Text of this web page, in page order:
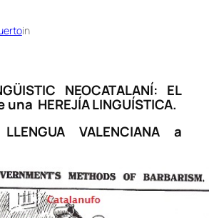
in
NEOCATALANÍ: EL
una HEREJÍA LINGUÍSTICA.
VALENCIANA a